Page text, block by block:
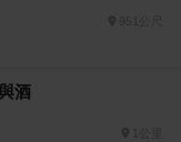
951公尺
酒